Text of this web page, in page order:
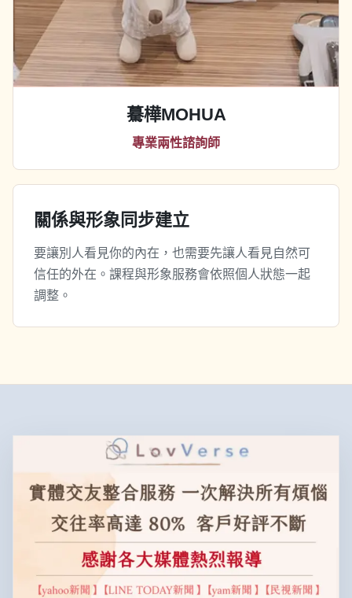
驀樺MOHUA
專業兩性諮詢師
關係與形象同步建立
要讓別人看見你的內在，也需要先讓人看見自然可
信任的外在。課程與形象服務會依照個人狀態一起
調整。